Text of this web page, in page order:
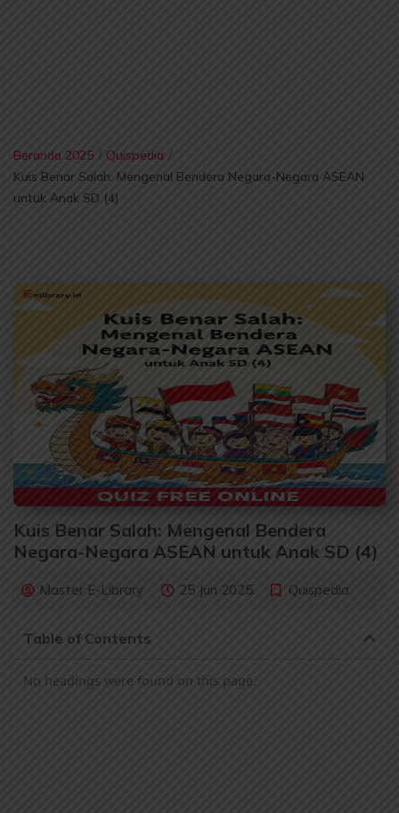
Beranda 2025 / Quispedia /
Kuis Benar Salah: Mengenal Bendera Negara-Negara ASEAN
untuk Anak SD (4)
Kuis Benar Salah: Mengenal Bendera
Negara-Negara ASEAN untuk Anak SD (4)
Master E-Library 25 Jun 2025 Quispedia
Table of Contents
No headings were found on this page.